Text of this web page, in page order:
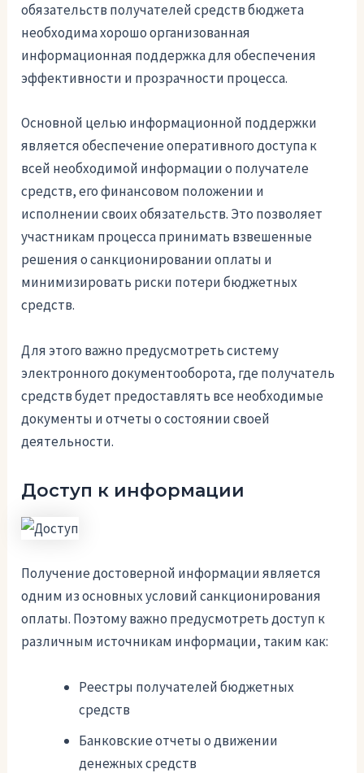
обязательств получателей средств бюджета
необходима хорошо организованная
информационная поддержка для обеспечения
эффективности и прозрачности процесса.
Основной целью информационной поддержки
является обеспечение оперативного доступа к
всей необходимой информации о получателе
средств, его финансовом положении и
исполнении своих обязательств. Это позволяет
участникам процесса принимать взвешенные
решения о санкционировании оплаты и
минимизировать риски потери бюджетных
средств.
Для этого важно предусмотреть систему
электронного документооборота, где получатель
средств будет предоставлять все необходимые
документы и отчеты о состоянии своей
деятельности.
Доступ к информации
Получение достоверной информации является
одним из основных условий санкционирования
оплаты. Поэтому важно предусмотреть доступ к
различным источникам информации, таким как:
Реестры получателей бюджетных
средств
Банковские отчеты о движении
денежных средств